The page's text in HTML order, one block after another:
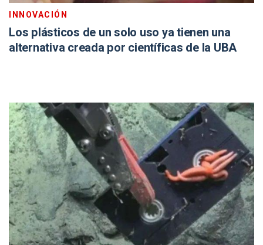
INNOVACIÓN
Los plásticos de un solo uso ya tienen una
alternativa creada por científicas de la UBA